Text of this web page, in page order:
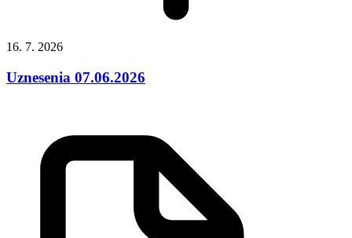
16. 7. 2026
Uznesenia 07.06.2026